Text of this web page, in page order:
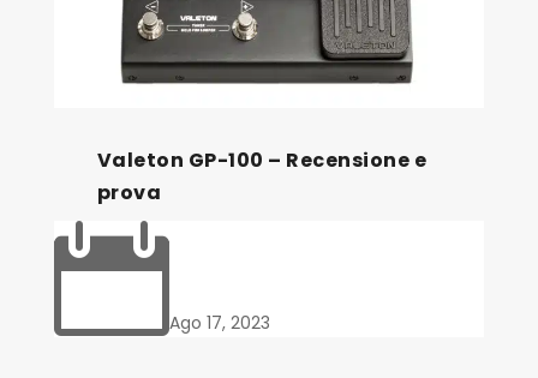
Valeton GP-100 – Recensione e
prova
Ago 17, 2023